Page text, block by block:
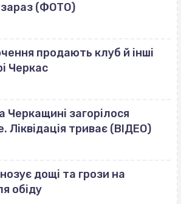
(ФОТО)
продають клуб й інші
Черкас
Черкащині загорілося
Ліквідація триває (ВІДЕО)
дощі та грози на
обіду